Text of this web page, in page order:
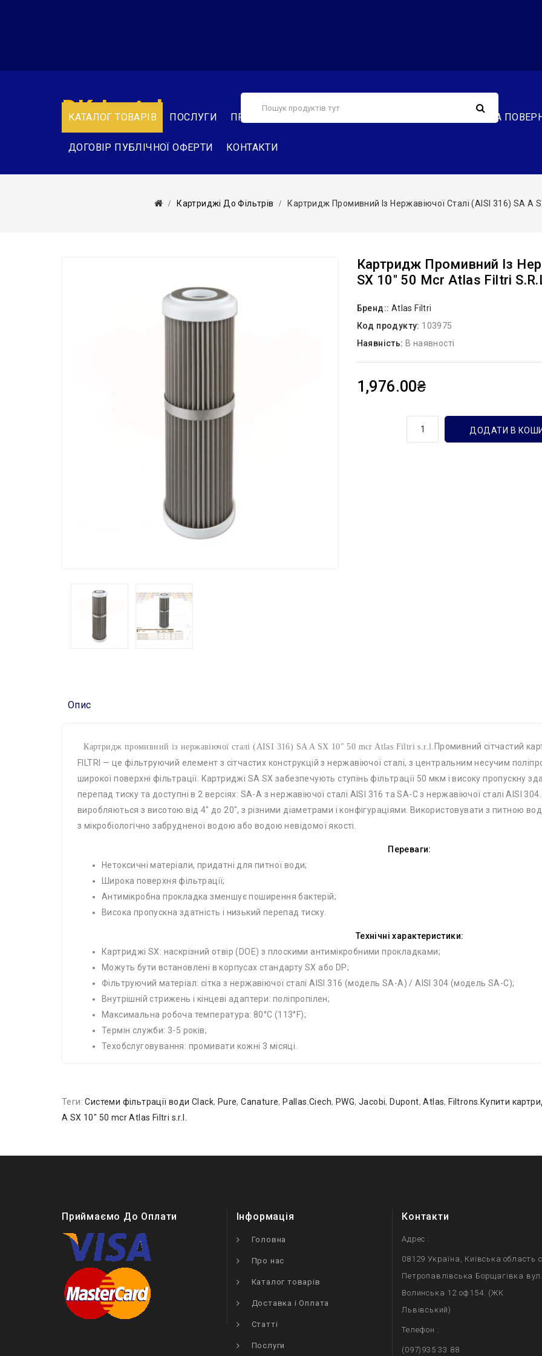
КАТАЛОГ ТОВАРІВ ПОСЛУГИ ПРО НАС ОБМІН ТА
ДОГОВІР ПУБЛІЧНОЇ ОФЕРТИ КОНТАКТИ
DK-Instal
Картриджі До Фільтрів Картридж Промивний Із Нержавіючої Сталі (AISI 316) SA A
Картридж Промивний Із
SX 10″ 50 Mcr Atlas Filtri
Бренд:: Atlas Filtri
Код продукту: 103975
Наявність: В наявності
1,976.00₴
ДОДАТИ В
Опис
Картридж промивний із нержавіючої сталі (AISI 316) SA A SX 10″ 50 mcr Atlas Filtri s.r.l. Промивний сітчастий
FILTRI — це фільтруючий елемент з сітчастих конструкцій з нержавіючої сталі, з центральним несучим
широкої поверхні фільтрації. Картриджі SA SX забезпечують ступінь фільтрації 50 мкм і високу пропускну
перепад тиску та доступні в 2 версіях: SA-A з нержавіючої сталі AISI 316 та SA-C з нержавіючої сталі AISI
виробляються з висотою від 4″ до 20″, з різними діаметрами і конфігураціями. Використовувати з питною
з мікробіологічно забрудненої водою або водою невідомої якості.
Переваги:
Нетоксичні матеріали, придатні для питної води;
Широка поверхня фільтрації;
Антимікробна прокладка зменшує поширення бактерій;
Висока пропускна здатність і низький перепад тиску.
Технічні характеристики:
Картриджі SX: наскрізний отвір (DOE) з плоскими антимікробними прокладками;
Можуть бути встановлені в корпусах стандарту SX або DP;
Фільтруючий матеріал: сітка з нержавіючої сталі AISI 316 (модель SA-A) / AISI 304 (модель SA-C);
Внутрішній стрижень і кінцеві адаптери: поліпропілен;
Максимальна робоча температура: 80°C (113°F);
Термін служби: 3-5 років;
Техобслуговування: промивати кожні 3 місяці.
Теги:Системи фільтрації води Clack, Pure,Canature, Pallas.Ciech, PWG, Jacobi, Dupont,Atlas, Filtrons.Купити
A SX 10″ 50 mcr Atlas Filtri s.r.l.
Приймаємо До Оплати Інформація
Головна
Про нас
Каталог товарів
Доставка і Оплата
Статті
Послуги
Контакти
Адрес :
08129 Україна, Київська область с.
Петропавлівська Борщагівка вул.
Волинська 12 оф154. (ЖК
Львівський)
Телефон :
(097)935 33 88